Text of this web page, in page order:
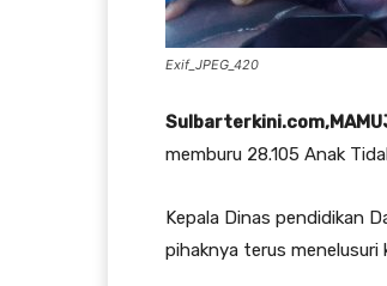
Exif_JPEG_420
memburu 28.105 Anak
Kepala Dinas pendidikan
pihaknya terus menelusuri